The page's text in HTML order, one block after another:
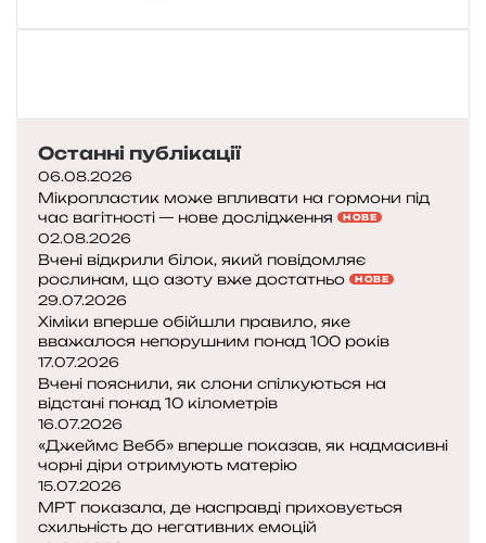
,
о
М
с
я
ц
ь
в
п
а
д
е
н
а
З
е
м
л
ю
Останні публікації
06.08.2026
Мікропластик може впливати на гормони під
час вагітності — нове дослідження
НОВЕ
02.08.2026
Вчені відкрили білок, який повідомляє
рослинам, що азоту вже достатньо
НОВЕ
29.07.2026
Хіміки вперше обійшли правило, яке
вважалося непорушним понад 100 років
17.07.2026
Вчені пояснили, як слони спілкуються на
відстані понад 10 кілометрів
16.07.2026
«Джеймс Вебб» вперше показав, як надмасивні
чорні діри отримують матерію
15.07.2026
МРТ показала, де насправді приховується
схильність до негативних емоцій